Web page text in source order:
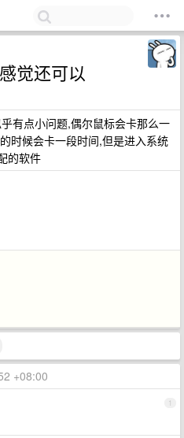
觉还可以
有点小问题,偶尔鼠标会卡那么一
时候会卡一段时间,但是进入系统
的软件
+08:00
1